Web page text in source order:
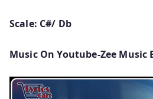
Scale: C#/ Db
Music On Youtube-Zee Music